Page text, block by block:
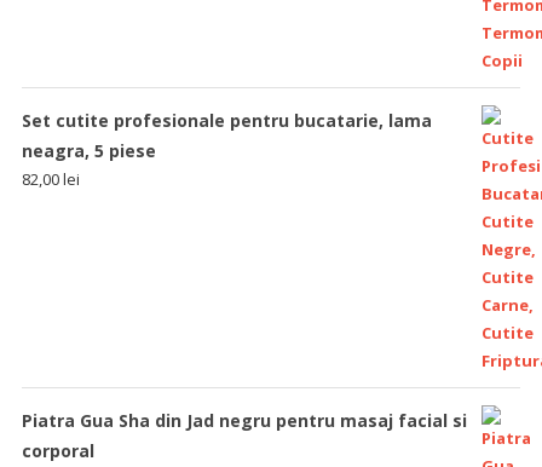
Set cutite profesionale pentru bucatarie, lama
neagra, 5 piese
82,00lei
Piatra Gua Sha din Jad negru pentru masaj facial si
corporal